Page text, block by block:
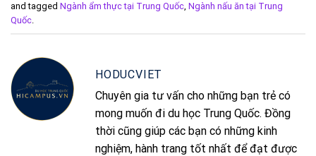
and tagged Ngành ẩm thực tại Trung Quốc, Ngành nấu ăn tại Trung
Quốc.
HODUCVIET
Chuyên gia tư vấn cho những bạn trẻ có
mong muốn đi du học Trung Quốc. Đồng
thời cũng giúp các bạn có những kinh
nghiệm, hành trang tốt nhất để đạt được